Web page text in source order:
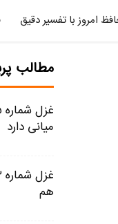
امروز با تفسیر دقیق
مطالب
میانی دارد
هم